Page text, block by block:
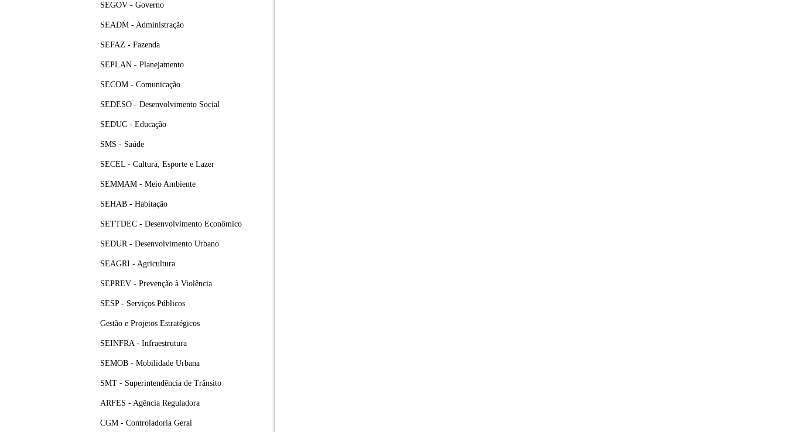
SEGOV - Governo
SEADM - Administração
SEFAZ - Fazenda
SEPLAN - Planejamento
SECOM - Comunicação
SEDESO - Desenvolvimento Social
SEDUC - Educação
SMS - Saúde
SECEL - Cultura, Esporte e Lazer
SEMMAM - Meio Ambiente
SEHAB - Habitação
SETTDEC - Desenvolvimento Econômico
SEDUR - Desenvolvimento Urbano
SEAGRI - Agricultura
SEPREV - Prevenção à Violência
SESP - Serviços Públicos
Gestão e Projetos Estratégicos
SEINFRA - Infraestrutura
SEMOB - Mobilidade Urbana
SMT - Superintendência de Trânsito
ARFES - Agência Reguladora
CGM - Controladoria Geral